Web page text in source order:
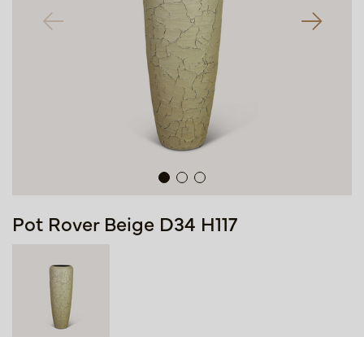
Pot Rover Beige D34 H117